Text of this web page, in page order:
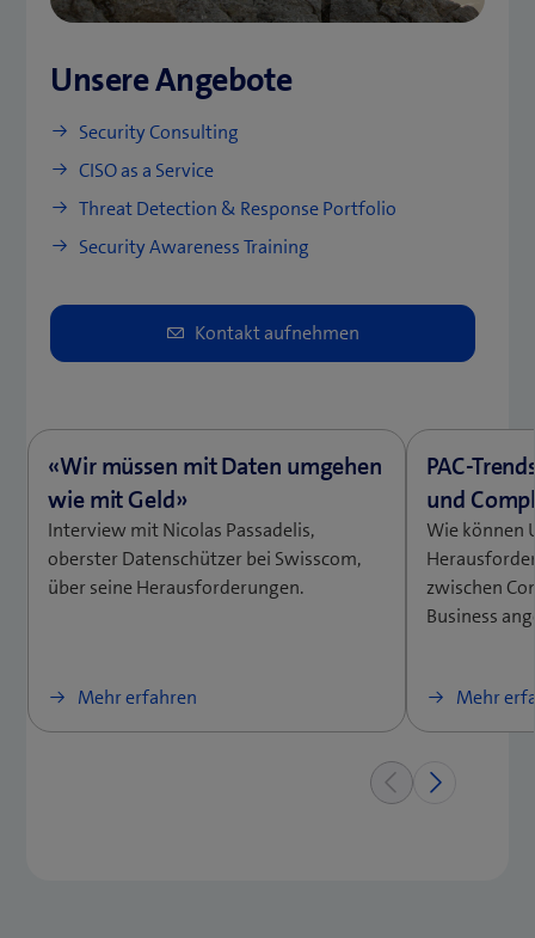
Unsere Angebote
Security Consulting
CISO as a Service
Threat Detection & Response Portfolio
Security Awareness Training
Interview mit Nicolas Passadelis,
oberster Datenschützer bei Swisscom,
über seine Herausforderungen.
Mehr erfahren
Wie können
zwischen
Business
Mehr